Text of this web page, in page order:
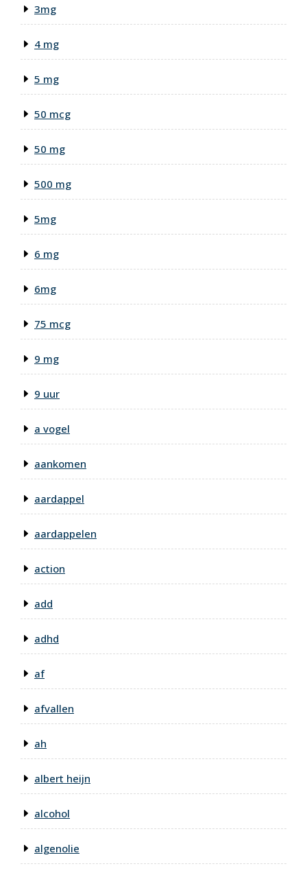
3mg
4 mg
5 mg
50 mcg
50 mg
500 mg
5mg
6 mg
6mg
75 mcg
9 mg
9 uur
a vogel
aankomen
aardappel
aardappelen
action
add
adhd
af
afvallen
ah
albert heijn
alcohol
algenolie